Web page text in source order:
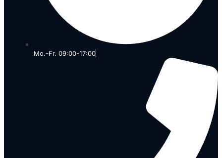
Mo.-Fr. 09:00-17:00